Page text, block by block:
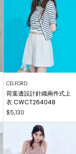
CELFORD
荷葉邊設計針織兩件式上
衣 CWCT264048
$5,130